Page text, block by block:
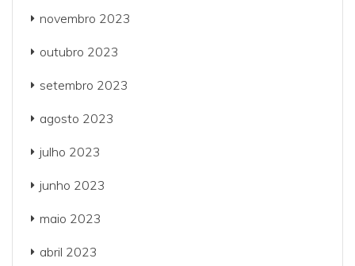
novembro 2023
outubro 2023
setembro 2023
agosto 2023
julho 2023
junho 2023
maio 2023
abril 2023